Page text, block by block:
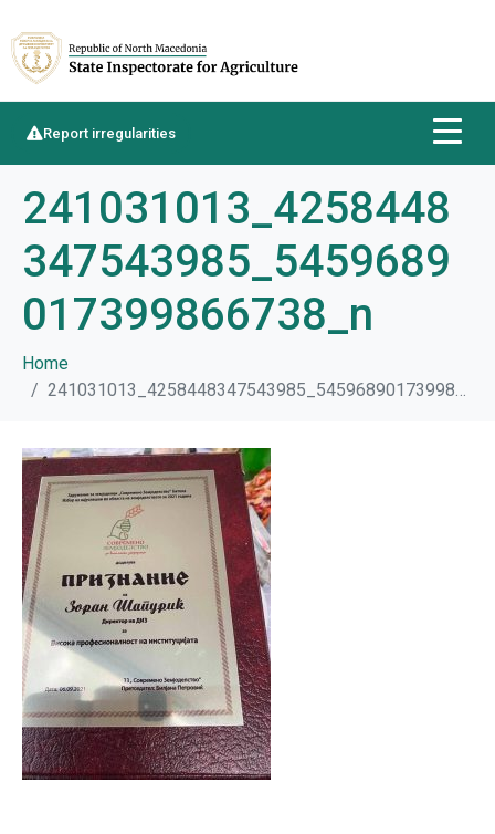
Report irregularities
241031013_4258448
347543985_5459689
017399866738_n
Home
241031013_4258448347543985_5459689017399866738_n